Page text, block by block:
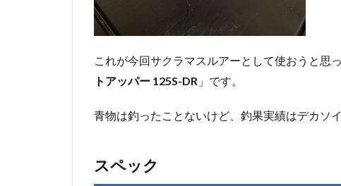
1.4.1
像
トレ
ブル
換
これが今回サクラマスルアーとして使おうと思
トアッパー 125S-DR 」です。
青物は釣ったことないけど、釣果実績はデカソ
スペック